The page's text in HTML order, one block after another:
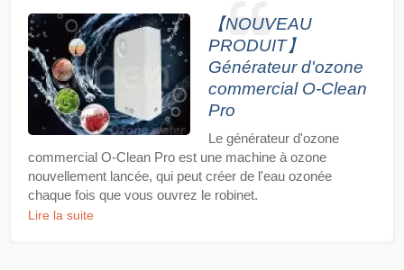
【NOUVEAU
PRODUIT】
Générateur d'ozone
commercial O-Clean
Pro
Le générateur d'ozone
commercial O-Clean Pro est une machine à ozone
nouvellement lancée, qui peut créer de l'eau ozonée
chaque fois que vous ouvrez le robinet.
Lire la suite